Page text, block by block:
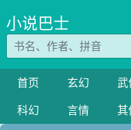
小说巴士
首页 玄幻
科幻
言情